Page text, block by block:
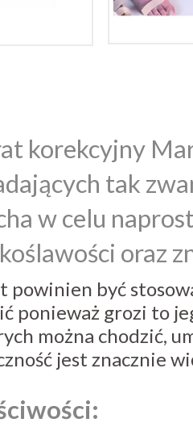
korekcyjny
tak
w celu
oraz
powinien być
ponieważ grozi to
można chodzić,
jest znacznie